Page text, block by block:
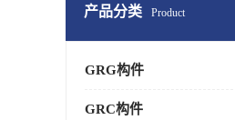
产品分类 Product
GRG构件
GRC构件